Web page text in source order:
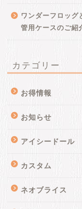
ワンダーフロッグ
管用ケースのご紹
カテゴリー
お得情報
お知らせ
アイシードール
カスタム
ネオブライス